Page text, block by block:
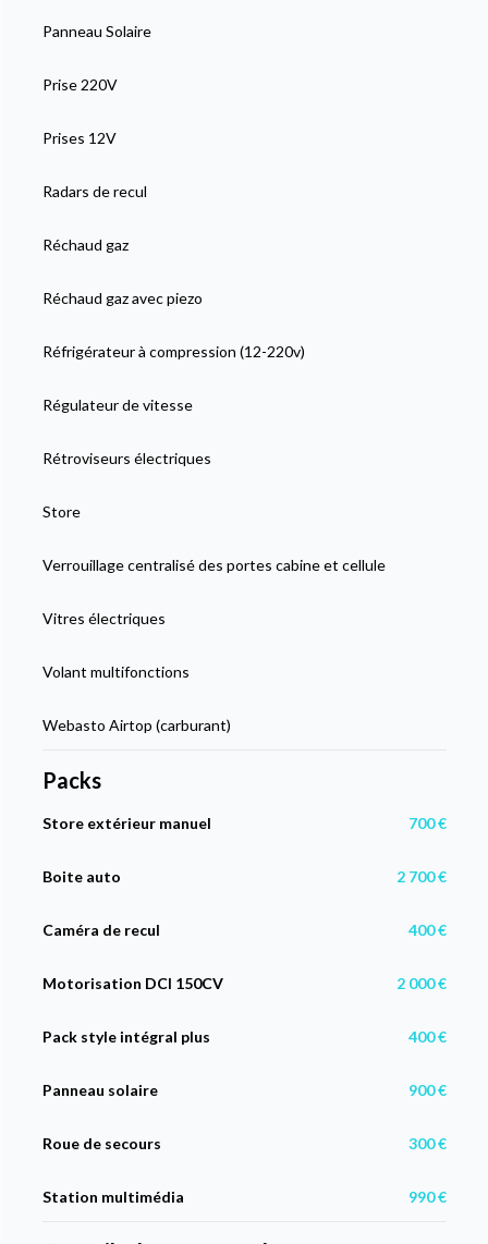
Panneau Solaire
Prise 220V
Prises 12V
Radars de recul
Réchaud gaz
Réchaud gaz avec piezo
Réfrigérateur à compression (12-220v)
Régulateur de vitesse
Rétroviseurs électriques
Store
Verrouillage centralisé des portes cabine et cellule
Vitres électriques
Volant multifonctions
Webasto Airtop (carburant)
Packs
Store extérieur manuel 700 €
Boite auto 2 700 €
Caméra de recul 400 €
Motorisation DCI 150CV 2 000 €
Pack style intégral plus 400 €
Panneau solaire 900 €
Roue de secours 300 €
Station multimédia 990 €